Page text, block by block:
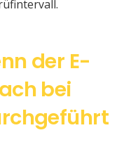
der E-
bei